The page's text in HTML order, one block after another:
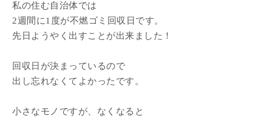
私の住む自治体では
2週間に1度が不燃ゴミ回収日です。
先日ようやく出すことが出来ました！
回収日が決まっているので
出し忘れなくてよかったです。
小さなモノですが、なくなると